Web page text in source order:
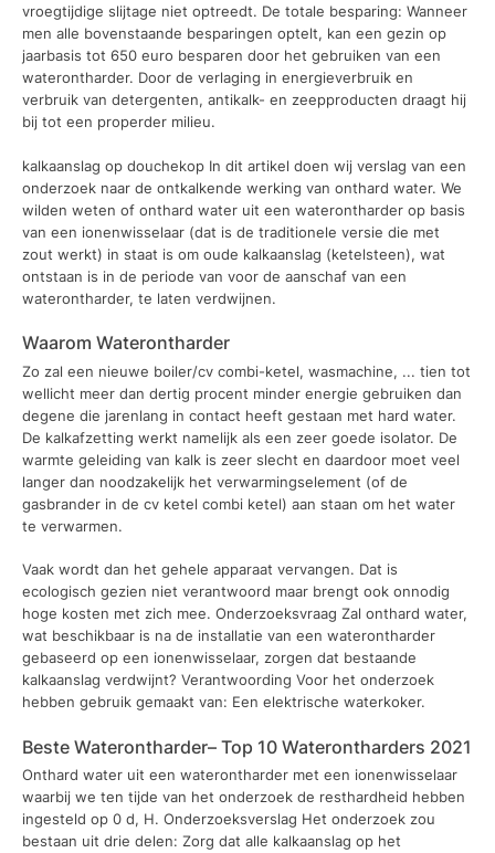
vroegtijdige slijtage niet optreedt. De totale besparing: Wanneer
men alle bovenstaande besparingen optelt, kan een gezin op
jaarbasis tot 650 euro besparen door het gebruiken van een
waterontharder. Door de verlaging in energieverbruik en
verbruik van detergenten, antikalk- en zeepproducten draagt hij
bij tot een properder milieu.
kalkaanslag op douchekop In dit artikel doen wij verslag van een
onderzoek naar de ontkalkende werking van onthard water. We
wilden weten of onthard water uit een waterontharder op basis
van een ionenwisselaar (dat is de traditionele versie die met
zout werkt) in staat is om oude kalkaanslag (ketelsteen), wat
ontstaan is in de periode van voor de aanschaf van een
waterontharder, te laten verdwijnen.
Waarom Waterontharder
Zo zal een nieuwe boiler/cv combi-ketel, wasmachine, ... tien tot
wellicht meer dan dertig procent minder energie gebruiken dan
degene die jarenlang in contact heeft gestaan met hard water.
De kalkafzetting werkt namelijk als een zeer goede isolator. De
warmte geleiding van kalk is zeer slecht en daardoor moet veel
langer dan noodzakelijk het verwarmingselement (of de
gasbrander in de cv ketel combi ketel) aan staan om het water
te verwarmen.
Vaak wordt dan het gehele apparaat vervangen. Dat is
ecologisch gezien niet verantwoord maar brengt ook onnodig
hoge kosten met zich mee. Onderzoeksvraag Zal onthard water,
wat beschikbaar is na de installatie van een waterontharder
gebaseerd op een ionenwisselaar, zorgen dat bestaande
kalkaanslag verdwijnt? Verantwoording Voor het onderzoek
hebben gebruik gemaakt van: Een elektrische waterkoker.
Beste Waterontharder– Top 10 Waterontharders 2021
Onthard water uit een waterontharder met een ionenwisselaar
waarbij we ten tijde van het onderzoek de resthardheid hebben
ingesteld op 0 d, H. Onderzoeksverslag Het onderzoek zou
bestaan uit drie delen: Zorg dat alle kalkaanslag op het